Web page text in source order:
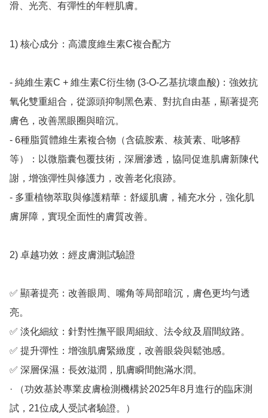
滑、光亮、有彈性的年輕肌膚。
1) 核心成分：高濃度維生素C複合配方
- 純維生素C + 維生素C衍生物 (3-O-乙基抗壞血酸)：強效抗
氧化雙重組合，從源頭抑制黑色素、對抗自由基，顯著提亮
膚色，改善黑眼圈與暗沉。
- 6種脂質體維生素複合物（含硫胺素、核黃素、吡哆醇
等）：以微脂囊包覆技術，深層滲透，協同促進肌膚新陳代
謝，增強彈性與修護力，改善老化痕跡。
- 多重植物萃取與修護精華：舒緩肌膚，補充水分，強化肌
膚屏障，實現全面性的膚質改善。
2) 卓越功效：經皮膚測試驗證
✅ 顯著提亮：改善眼周、嘴角等局部暗沉，膚色更均勻透
亮。
✅ 淡化細紋：針對性撫平眼周細紋、法令紋及眉間紋路。
✅ 提升彈性：增強肌膚緊緻度，改善眼袋與鬆弛感。
✅ 深層保濕：長效滋潤，肌膚瞬間飽滿水潤。
· （功效基於專業皮膚檢測機構於2025年8月進行的臨床測
試，21位成人受試者驗證。）